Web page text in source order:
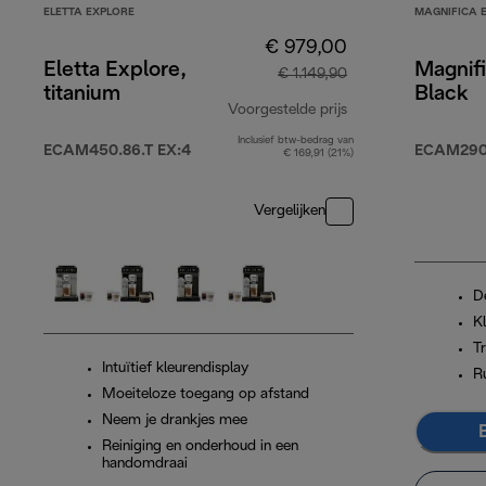
ELETTA EXPLORE
Eletta Explore,
titanium
ECAM450.86.T EX:4
€ 979,00
€ 1.149,90
Voorgestelde prijs
originele prijs €
Inclusief btw-bedrag van
€ 169,91 (21%)
Vergelijken
Intuïtief kleurendisplay
Moeiteloze toegang op afstand
Neem je drankjes mee
Reiniging en onderhoud in een
handomdraai
MAGNIFICA
Black